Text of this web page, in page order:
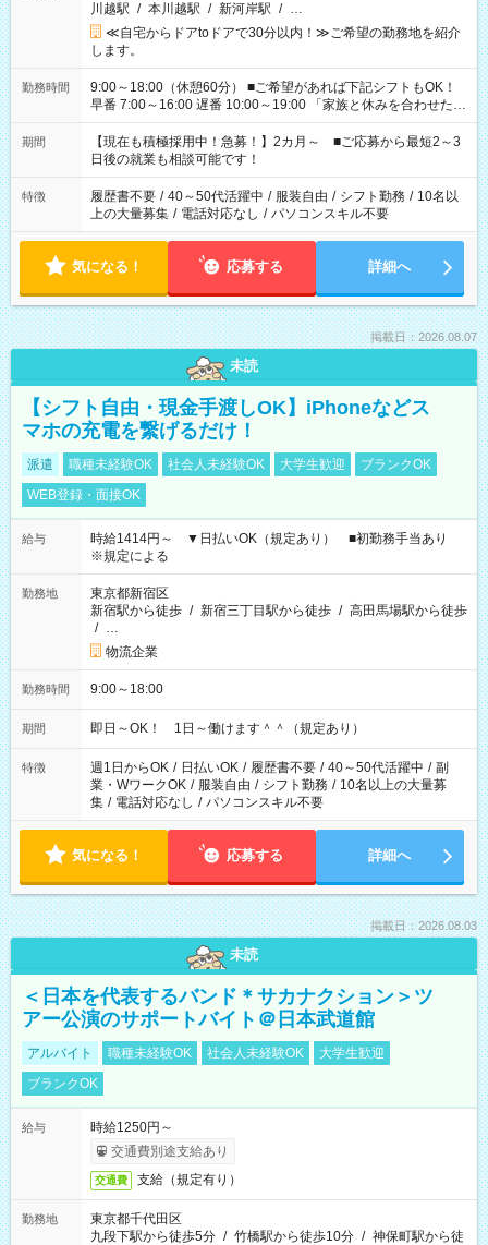
川越駅 / 本川越駅 / 新河岸駅 / …
≪自宅からドアtoドアで30分以内！≫ご希望の勤務地を紹介
します。
勤務時間
9:00～18:00（休憩60分） ■ご希望があれば下記シフトもOK！
早番 7:00～16:00 遅番 10:00～19:00 「家族と休みを合わせた
い」 「余裕を持って夕飯の準備がしたい」 「できれば残業はし
たくない」 など、ご希望を教えてくださいね。 ※Wワーク希望
の方へ 今ご覧のお仕事で希望する勤務時間と、もう1つのお仕事
の勤務時間。 合計で週40時間を超える場合は応募できません。
期間
【現在も積極採用中！急募！】2カ月～ ■ご応募から最短2～3
日後の就業も相談可能です！
特徴 履歴書不要 / 40～50代活躍中 / 服装自由 / シフト勤務 / 10名以
上の大量募集 / 電話対応なし / パソコンスキル不要
気になる！ 応募する 詳細へ
掲載日：2026.08.07
未読
【シフト自由・現金手渡しOK】iPhoneなどス
マホの充電を繋げるだけ！
派遣 職種未経験OK 社会人未経験OK 大学生歓迎
ブランクOK
WEB登録・面接OK
給与
時給1414円～ ▼日払いOK（規定あり） ■初勤務手当あり
※規定による
勤務地
東京都新宿区
新宿駅から徒歩 / 新宿三丁目駅から徒歩 / 高田馬場駅から徒歩
/ …
物流企業
勤務時間 9:00～18:00
期間 即日～OK！ 1日～働けます＾＾（規定あり）
特徴 週1日からOK / 日払いOK / 履歴書不要 / 40～50代活躍中 / 副
業・WワークOK / 服装自由 / シフト勤務 / 10名以上の大量募
集 / 電話対応なし / パソコンスキル不要
気になる！ 応募する 詳細へ
掲載日：2026.08.03
未読
＜日本を代表するバンド＊サカナクション＞ツ
アー公演のサポートバイト＠日本武道館
アルバイト 職種未経験OK 社会人未経験OK
大学生歓迎
ブランクOK
給与
時給1250円～
交通費別途支給あり
交通費 支給（規定有り）
勤務地
東京都千代田区
九段下駅から徒歩5分 / 竹橋駅から徒歩10分 / 神保町駅から徒